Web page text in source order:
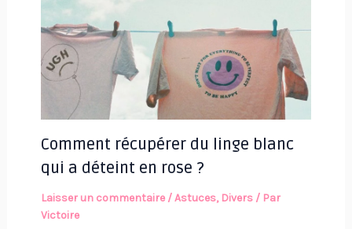
Comment récupérer du linge blanc
qui a déteint en rose ?
Laisser un commentaire /Astuces, Divers/ Par
Victoire